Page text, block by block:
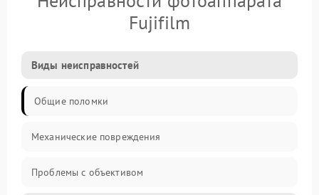
Fujifilm
Виды неисправностей
Общие поломки
Механические повреждения
Проблемы с объективом